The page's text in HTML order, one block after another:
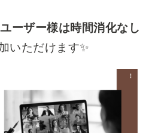
ーザー様は時間消化なし
いただけます✨